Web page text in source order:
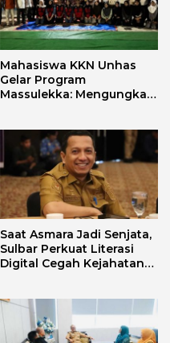
Mahasiswa KKN Unhas
Gelar Program
Massulekka: Mengungkap
Saat Asmara Jadi Senjata,
Sulbar Perkuat Literasi
Digital Cegah Kejahatan